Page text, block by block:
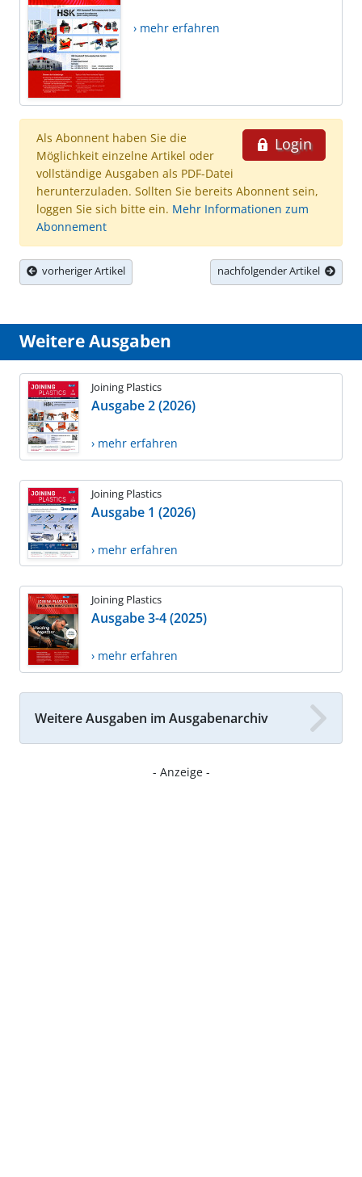
› mehr erfahren
Login
Als Abonnent haben Sie die
Möglichkeit einzelne Artikel oder
vollständige Ausgaben als PDF-Datei
herunterzuladen. Sollten Sie bereits Abonnent sein,
loggen Sie sich bitte ein. Mehr Informationen zum
Abonnement
vorheriger Artikel nachfolgender Artikel
Weitere Ausgaben
Joining Plastics
Ausgabe 2 (2026)
› mehr erfahren
Joining Plastics
Ausgabe 1 (2026)
› mehr erfahren
Joining Plastics
Ausgabe 3-4 (2025)
› mehr erfahren
Weitere Ausgaben im Ausgabenarchiv
- Anzeige -